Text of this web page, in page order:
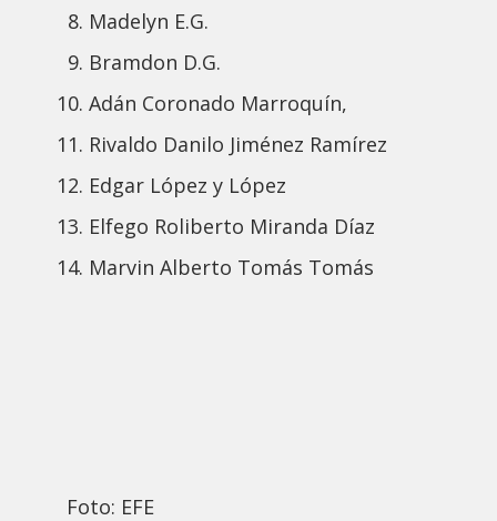
Madelyn E.G.
Bramdon D.G.
Adán Coronado Marroquín,
Rivaldo Danilo Jiménez Ramírez
Edgar López y López
Elfego Roliberto Miranda Díaz
Marvin Alberto Tomás Tomás
Foto: EFE